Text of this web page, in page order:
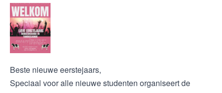
Beste nieuwe eerstejaars,
Speciaal voor alle nieuwe studenten organiseert de